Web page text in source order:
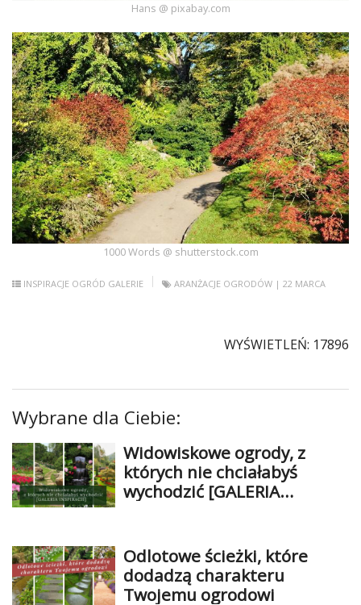
Hans @ pixabay.com
1000 Words @ shutterstock.com
INSPIRACJE OGRÓD GALERIE ARANŻACJE OGRODÓW | 22 MARCA
WYŚWIETLEŃ: 17896
Wybrane dla Ciebie:
Widowiskowe ogrody, z
których nie chciałabyś
wychodzić [GALERIA
Odlotowe ścieżki, które
dodadzą charakteru
Twojemu ogrodowi